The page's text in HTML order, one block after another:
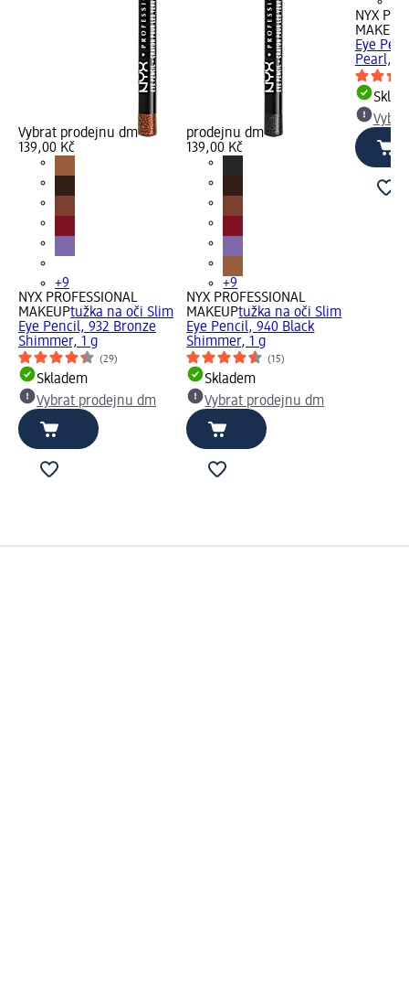
Vybrat prodejnu dm
139,00 Kč
+9
NYX PROFESSIONAL
MAKEUPtužka na oči Slim
Eye Pencil, 932 Bronze
Shimmer, 1 g
(29)
Skladem
Vybrat prodejnu dm
prodejnu dm
139,00 Kč
+9
NYX PROFESSIONAL
MAKEUPtužka na oči Slim
Eye Pencil, 940 Black
Shimmer, 1 g
(15)
Skladem
Vybrat prodejnu dm
NYX
MAKEUP
Eye
Pearl, 1